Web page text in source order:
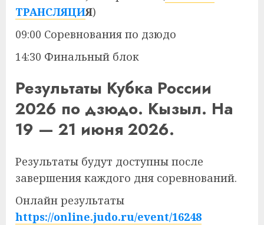
ТРАНСЛЯЦИЯ)
09:00 Соревнования по дзюдо
14:30 Финальный блок
Результаты Кубка России
2026 по дзюдо. Кызыл. На
19 — 21 июня 2026.
Результаты будут доступны после
завершения каждого дня соревнований.
Онлайн результаты
https://online.judo.ru/event/16248